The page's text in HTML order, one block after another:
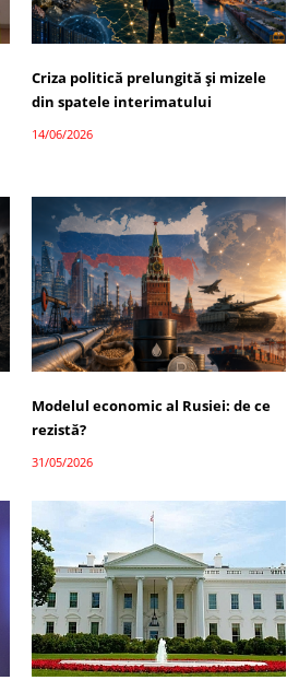
Criza politică prelungită și mizele
din spatele interimatului
14/06/2026
Modelul economic al Rusiei: de ce
rezistă?
31/05/2026